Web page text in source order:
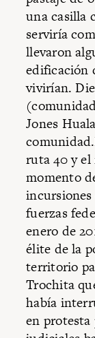
una casilla
serviría
llevaron
edificación
vivirían.
Jones
ruta 40 y el
momento
fuerzas
enero de
élite de la
territorio
Trochita
había
en protesta